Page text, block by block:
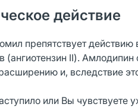
действие
препятствует
(ангиотензин II).
и, вследствие
или Вы чувствуете